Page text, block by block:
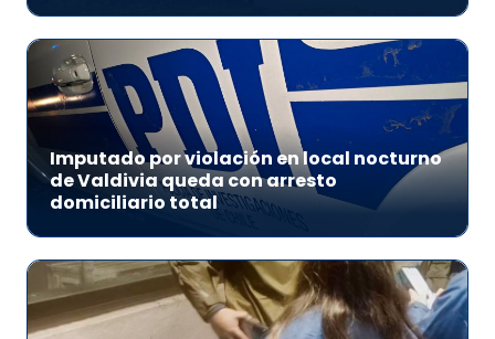
Imputado por violación en local nocturno
de Valdivia queda con arresto
domiciliario total